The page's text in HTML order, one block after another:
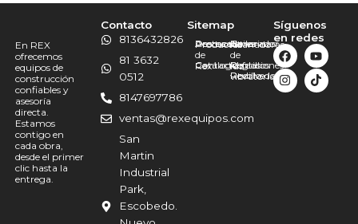
En REX
ofrecemos
equipos de
construcción
confiables y
asesoría
directa.
Estamos
contigo en
cada obra,
desde el primer
clic hasta la
entrega.
Contacto
8136432826
81 3632
0512
8147697786
ventas@rexequipos.com
San
Martin
Industrial
Park,
Escobedo.
Sitemap
Productos
Promociones
Destacado
Acerca
de
Rex
Catálogo
Contacto
Allanadoras
Bailarinas
Generador
de
luz
Martillos
Refacciones
Reglas
vibratorias
Revolvedoras
Rodillo
Síguenos
en redes